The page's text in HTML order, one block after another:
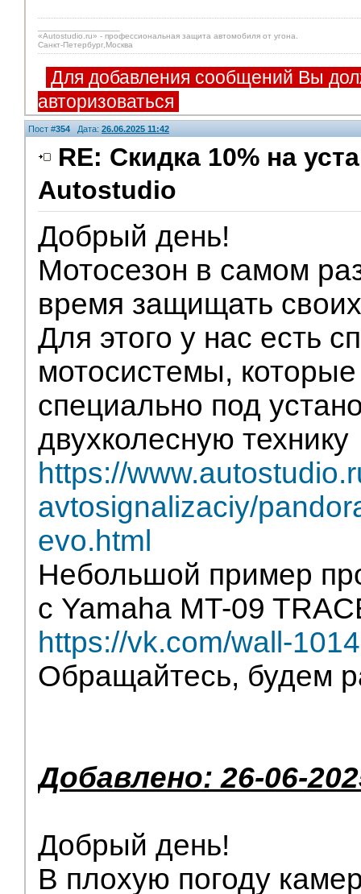
«Autostudio.ru» - профессиональная защита автомобиля от угона.
Санкт-Петербург,Москва
Для добавления сообщений Вы
авторизоваться
Пост #354Дата: 26.06.2025 11:42
RE: Скидка 10% на
Autostudio
Добрый день!
Мотосезон в самом
время защищать
Для этого у нас есть
мотосистемы,
специально под
двухколесную технику
https://
avtosignalizaciy/
evo.html
Небольшой пример
с Yamaha MT-09
https://vk.com/wall-
Обращайтесь, будем
Добавлено: 26-06-
Добрый день!
В плохую погоду